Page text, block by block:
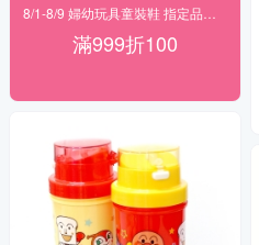
滿999折100